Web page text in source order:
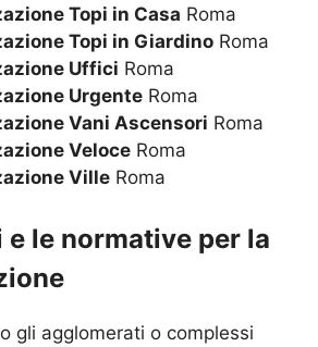
Topi in Casa Roma
Topi in Giardino Roma
Uffici Roma
Urgente Roma
Vani Ascensori Roma
Veloce Roma
Ville Roma
e le normative per la
gli agglomerati o complessi